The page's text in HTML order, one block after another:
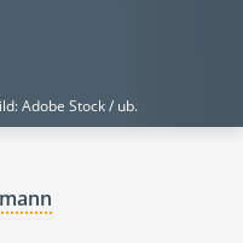
Adobe Stock / ub.